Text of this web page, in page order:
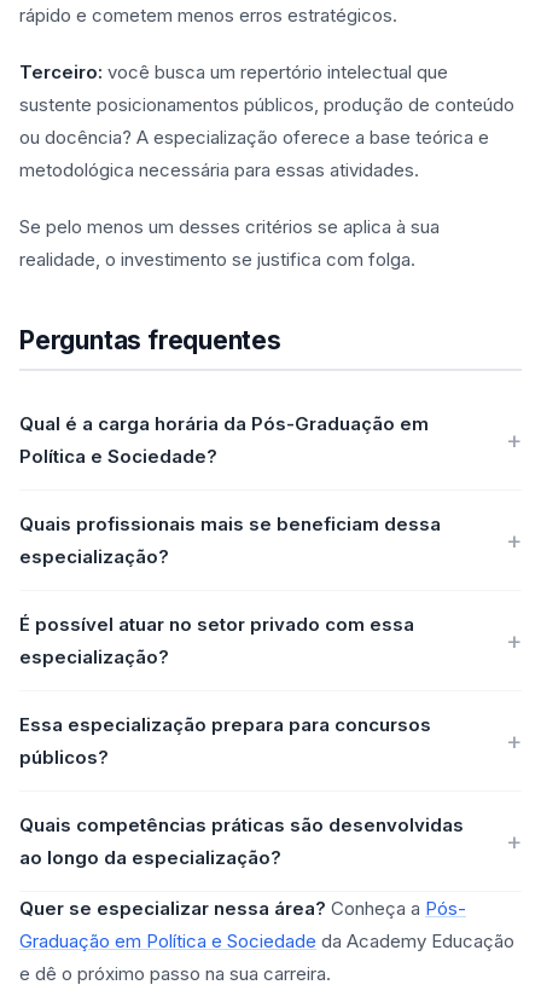
rápido e cometem menos erros estratégicos.
Terceiro: você busca um repertório intelectual que
sustente posicionamentos públicos, produção de conteúdo
ou docência? A especialização oferece a base teórica e
metodológica necessária para essas atividades.
Se pelo menos um desses critérios se aplica à sua
realidade, o investimento se justifica com folga.
Perguntas frequentes
Qual é a carga horária da Pós-Graduação em
Política e Sociedade?
Quais profissionais mais se beneficiam dessa
especialização?
É possível atuar no setor privado com essa
especialização?
Essa especialização prepara para concursos
públicos?
Quais competências práticas são desenvolvidas
ao longo da especialização?
Quer se especializar nessa área? Conheça a Pós-
Graduação em Política e Sociedade da Academy Educação
e dê o próximo passo na sua carreira.